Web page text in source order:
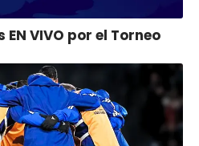
VIVO por el Torneo